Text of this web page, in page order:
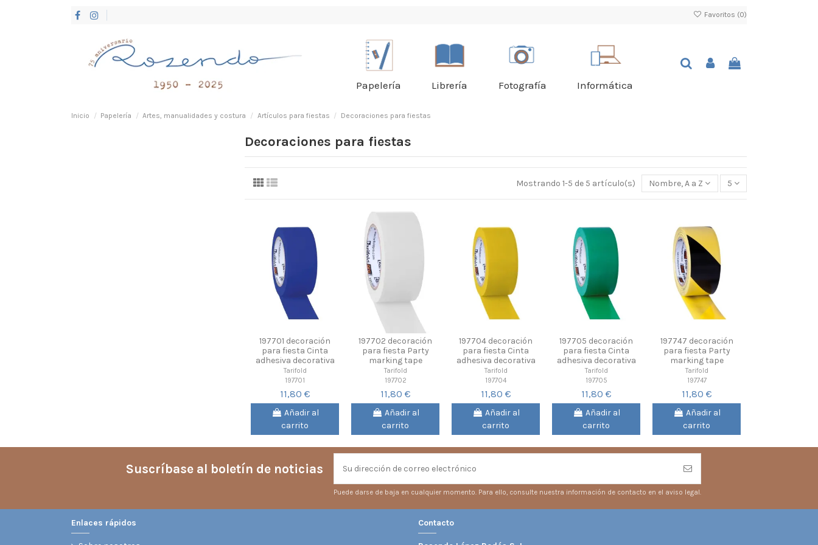
Favoritos (0)
Papelería Librería Fotografía Informática
Inicio Papelería Artes, manualidades y costura Artículos para fiestas Decoraciones para fiestas
Decoraciones para fiestas
Mostrando 1-5 de 5 artículo(s) Nombre, A a Z 5
197701 decoración
para fiesta Cinta
adhesiva decorativa
Tarifold
197701
11,80 €
Añadir al
carrito
197702 decoración
para fiesta Party
marking tape
Tarifold
197702
11,80 €
Añadir al
carrito
197704 decoración
para fiesta Cinta
adhesiva decorativa
Tarifold
197704
11,80 €
Añadir al
carrito
197705 decoración
para fiesta Cinta
adhesiva decorativa
Tarifold
197705
11,80 €
Añadir al
carrito
197747 decoración
para fiesta Party
marking tape
Tarifold
197747
11,80 €
Añadir al
carrito
Suscríbase al boletín de noticias
Puede darse de baja en cualquier momento. Para ello, consulte nuestra información de contacto en el aviso legal.
Enlaces rápidos Contacto